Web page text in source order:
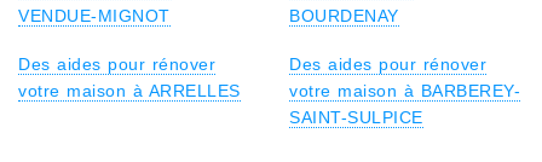
VENDUE-MIGNOT
BOURDENAY
Des aides pour rénover
votre maison à ARRELLES
Des aides pour rénover
votre maison à BARBEREY-
SAINT-SULPICE